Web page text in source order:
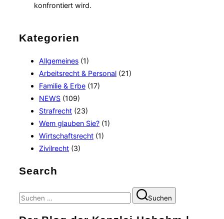
konfrontiert wird.
Kategorien
Allgemeines (1)
Arbeitsrecht & Personal (21)
Familie & Erbe (17)
NEWS (109)
Strafrecht (23)
Wem glauben Sie? (1)
Wirtschaftsrecht (1)
Zivilrecht (3)
Search
Suchen
nach:
Suchen